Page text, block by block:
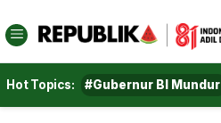
Hot Topics: #Gubernur BI Mundur